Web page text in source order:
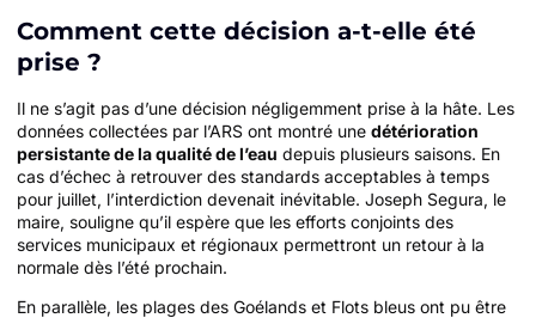
Comment cette décision a-t-elle été
prise ?
Il ne s’agit pas d’une décision négligemment prise à la hâte. Les
données collectées par l’ARS ont montré une détérioration
persistante de la qualité de l’eau depuis plusieurs saisons. En
cas d’échec à retrouver des standards acceptables à temps
pour juillet, l’interdiction devenait inévitable. Joseph Segura, le
maire, souligne qu’il espère que les efforts conjoints des
services municipaux et régionaux permettront un retour à la
normale dès l’été prochain.
En parallèle, les plages des Goélands et Flots bleus ont pu être